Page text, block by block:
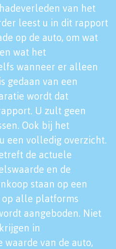
van het
leest u in dit rapport
op de auto, om wat
wat het
wanneer er alleen
gedaan van een
wordt dat
U zult geen
Ook bij het
een volledig overzicht.
de actuele
en de
staan op een
op alle platforms
aangeboden. Niet
in
waarde van de auto,